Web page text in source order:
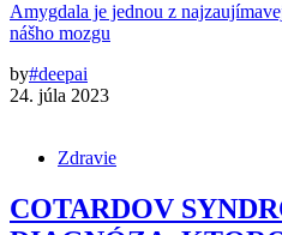
Amygdala je jednou z
nášho mozgu
by#deepai
24. júla 2023
Zdravie
COTARDOV